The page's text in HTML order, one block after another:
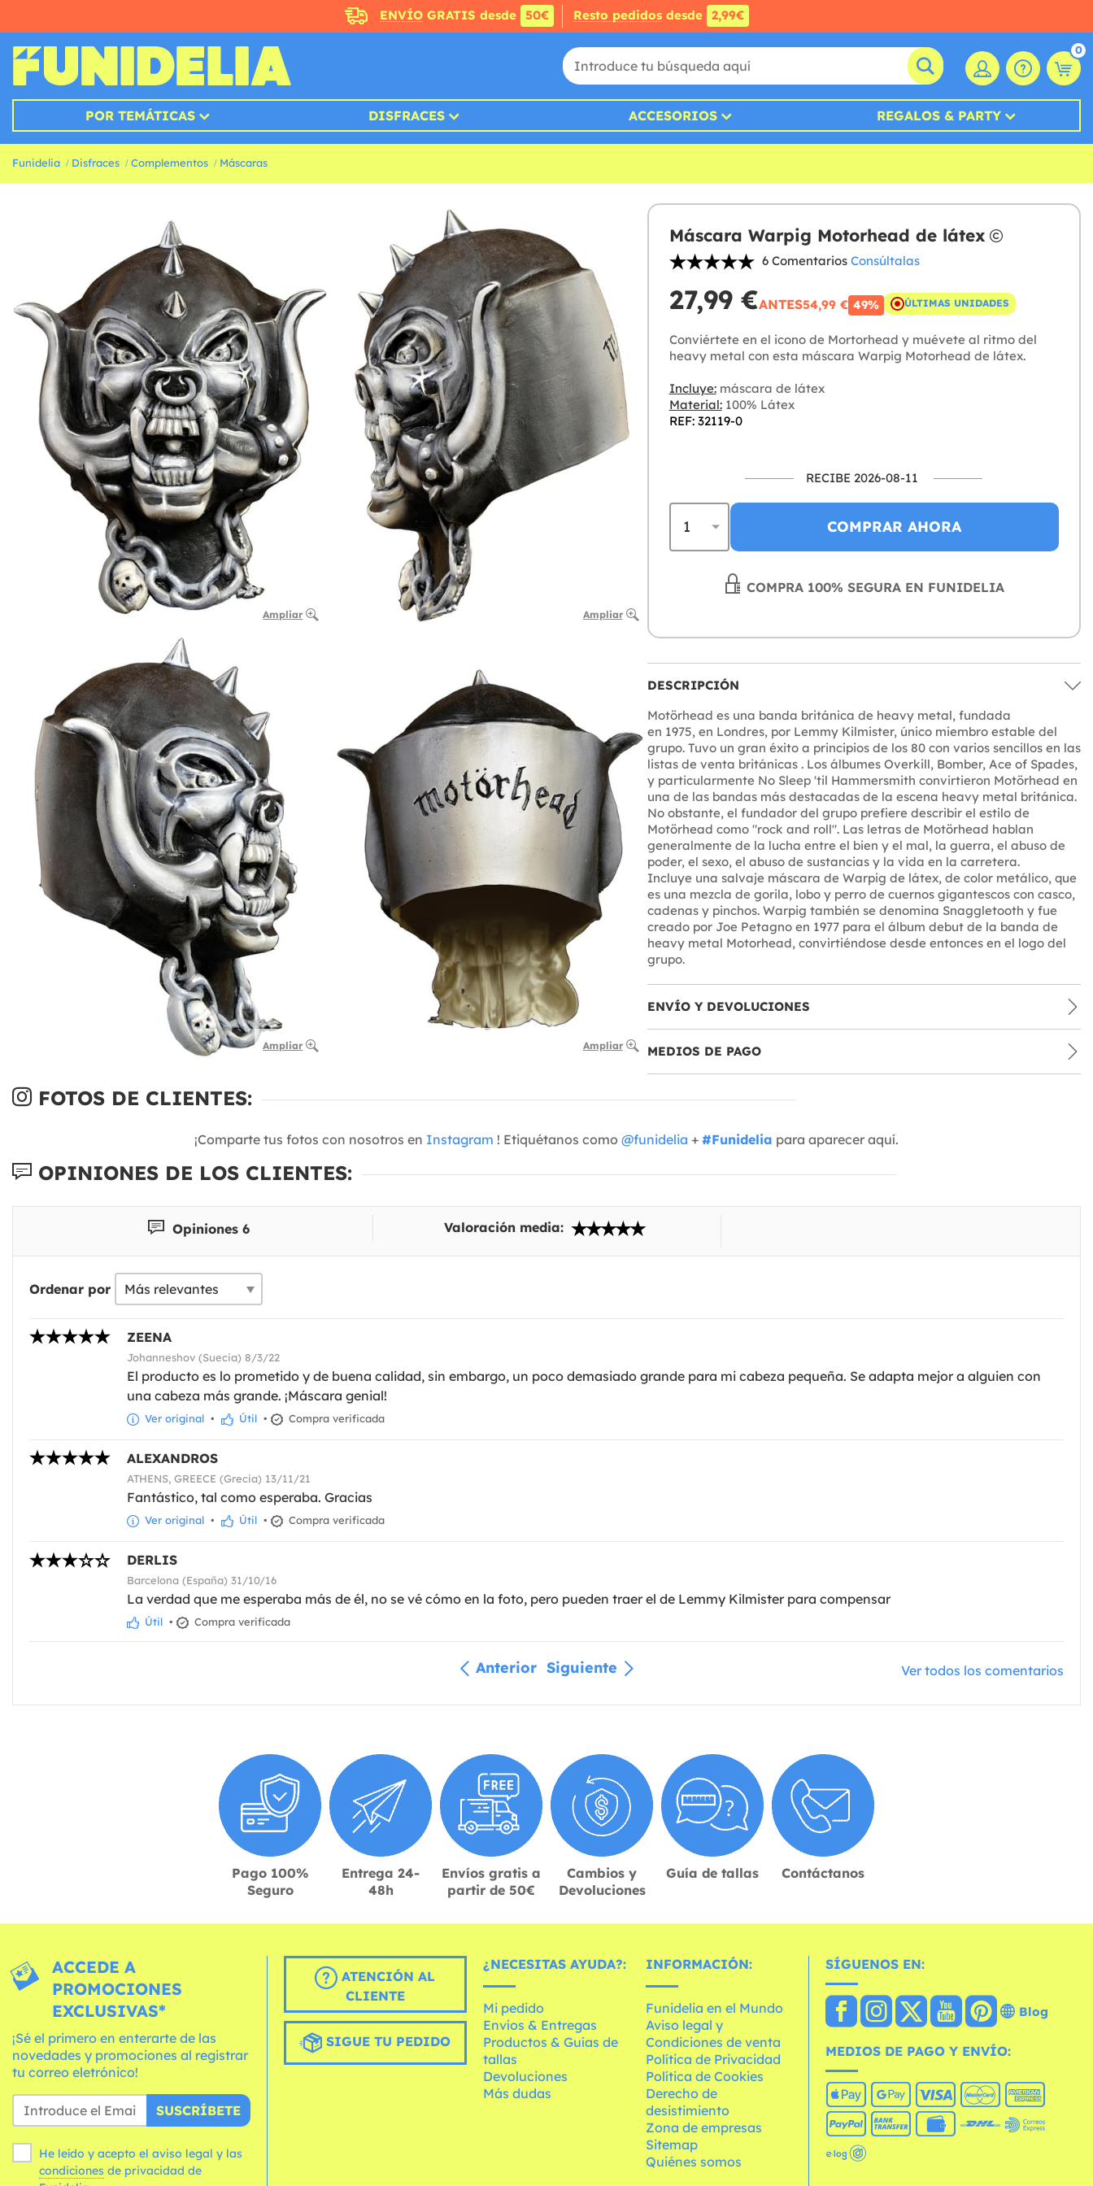
ENVÍOGRATIS desde 50€ Resto pedidosdesde 2,99€
0
POR TEMÁTICAS DISFRACES ACCESORIOS REGALOS & PARTY
Funidelia Disfraces Complementos Máscaras
Ampliar Ampliar
Ampliar Ampliar
Máscara Warpig Motorhead de látex
6 Comentarios Consúltalas
27,99 €ANTES54,99 € 49% ÚLTIMAS UNIDADES
Conviértete en el icono de Mortorhead y muévete al ritmo del
heavy metal con esta máscara Warpig Motorhead de látex.
Incluye:máscara de látex
Material:100% Látex
REF: 32119-0
RECIBE 2026-08-11
COMPRAR AHORA
COMPRA 100% SEGURA EN FUNIDELIA
DESCRIPCIÓN
Motörhead es una banda británica de heavy metal, fundada
en 1975, en Londres, por Lemmy Kilmister, único miembro estable del
grupo. Tuvo un gran éxito a principios de los 80 con varios sencillos en las
listas de venta británicas . Los álbumes Overkill, Bomber, Ace of Spades,
y particularmente No Sleep 'til Hammersmith convirtieron Motörhead en
una de las bandas más destacadas de la escena heavy metal británica.
No obstante, el fundador del grupo prefiere describir el estilo de
Motörhead como "rock and roll". Las letras de Motörhead hablan
generalmente de la lucha entre el bien y el mal, la guerra, el abuso de
poder, el sexo, el abuso de sustancias y la vida en la carretera.
Incluye una salvaje máscara de Warpig de látex, de color metálico, que
es una mezcla de gorila, lobo y perro de cuernos gigantescos con casco,
cadenas y pinchos. Warpig también se denomina Snaggletooth y fue
creado por Joe Petagno en 1977 para el álbum debut de la banda de
heavy metal Motorhead, convirtiéndose desde entonces en el logo del
grupo.
ENVÍO Y DEVOLUCIONES
MEDIOS DE PAGO
FOTOS DE CLIENTES:
¡Comparte tus fotos con nosotros en Instagram ! Etiquétanos como @funidelia + #Funidelia para aparecer aquí.
OPINIONES DE LOS CLIENTES:
Opiniones 6 Valoración media:
Ordenar por
ZEENA
Johanneshov (Suecia) 8/3/22
El producto es lo prometido y de buena calidad, sin embargo, un poco demasiado grande para mi cabeza pequeña. Se adapta mejor a alguien con
una cabeza más grande. ¡Máscara genial!
Ver original • Útil • Compra verificada
ALEXANDROS
ATHENS, GREECE (Grecia) 13/11/21
Fantástico, tal como esperaba. Gracias
Ver original • Útil • Compra verificada
DERLIS
Barcelona (España) 31/10/16
La verdad que me esperaba más de él, no se vé cómo en la foto, pero pueden traer el de Lemmy Kilmister para compensar
Útil • Compra verificada
Anterior Siguiente Ver todos los comentarios
Pago 100%
Seguro
Entrega 24-
48h
Envíos gratis a
partir de 50€
Cambios y
Devoluciones
Guía de tallas Contáctanos
ACCEDE A
PROMOCIONES
EXCLUSIVAS*
¡Sé el primero en enterarte de las
novedades y promociones al registrar
tu correo eletrónico!
SUSCRÍBETE
He leído y acepto el aviso legal y las
condiciones
ATENCIÓN AL
CLIENTE
SIGUE TU PEDIDO
¿NECESITAS AYUDA?:
Mi pedido
Envíos & Entregas
Productos & Guías de
tallas
Devoluciones
Más dudas
INFORMACIÓN:
Funidelia en el Mundo
Aviso legal y
Condiciones de venta
Política de Privacidad
Política de Cookies
Derecho de
desistimiento
Zona de empresas
Sitemap
Quiénes somos
SÍGUENOS EN:
Blog
MEDIOS DE PAGO Y ENVÍO: